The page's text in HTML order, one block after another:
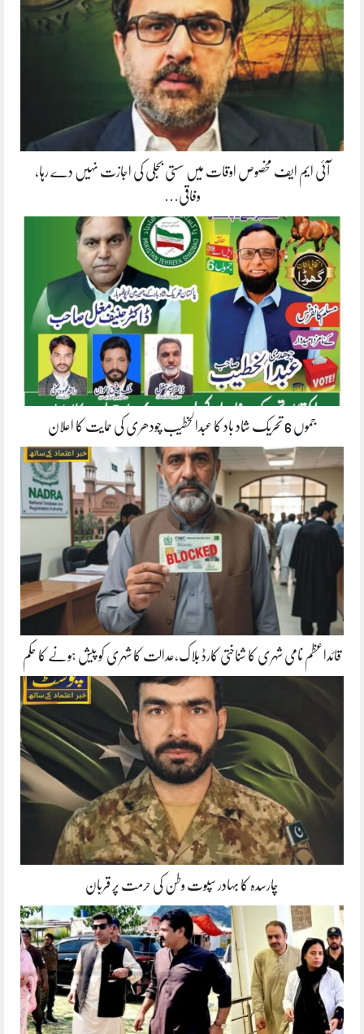
آئی ایم ایف مخصوص اوقات میں سستی بجلی کی اجازت نہیں دے رہا،
وفاقی…
جموں 6 تحریک شاد باد کا عبدالخطیب چودھری کی حمایت کا اعلان
قائداعظم نامی شہری کا شناختی کارڈ بلاک،عدالت کا شہری کو پیش ہونے کا حکم
چارسدہ کا بہادر سپوت وطن کی حرمت پر قربان